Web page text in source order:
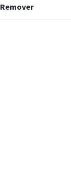
Remover